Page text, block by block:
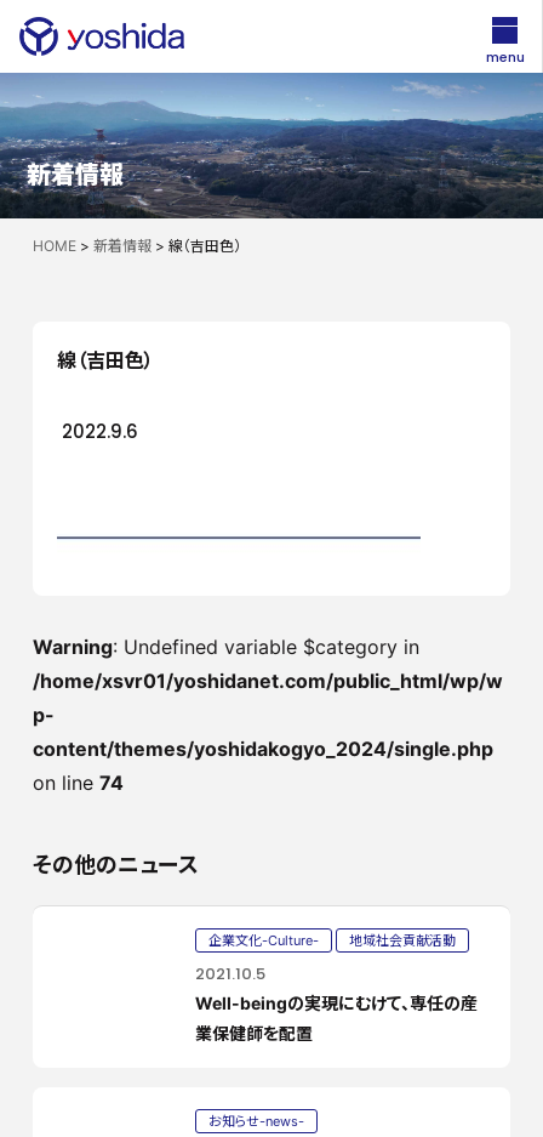
新着情報
HOME> 新着情報> 線（吉田色）
線（吉田色）
2022.9.6
Warning: Undefined variable $category in
/home/xsvr01/yoshidanet.com/public_html/wp/w
p-
content/themes/yoshidakogyo_2024/single.php
on line 74
その他のニュース
企業文化-Culture- 地域社会貢献活動
2021.10.5
Well-beingの実現にむけて、専任の産
業保健師を配置
お知らせ-news-
menu